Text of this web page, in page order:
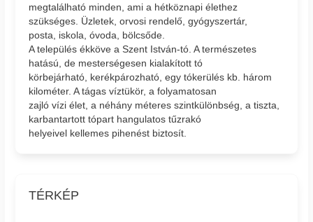
megtalálható minden, ami a hétköznapi élethez
szükséges. Üzletek, orvosi rendelő, gyógyszertár,
posta, iskola, óvoda, bölcsőde.
A település ékköve a Szent István-tó. A természetes
hatású, de mesterségesen kialakított tó
körbejárható, kerékpározható, egy tókerülés kb. három
kilométer. A tágas víztükör, a folyamatosan
zajló vízi élet, a néhány méteres szintkülönbség, a tiszta,
karbantartott tópart hangulatos tűzrakó
helyeivel kellemes pihenést biztosít.
TÉRKÉP